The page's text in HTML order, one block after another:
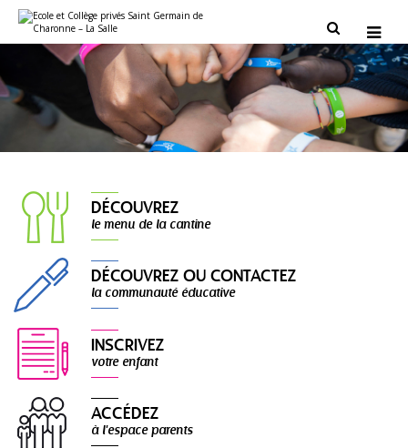
contenu.
|
la
navigation
personnels
 
DÉCOUVREZ
le menu de la cantine
DÉCOUVREZ OU CONTACTEZ
la communauté éducative
INSCRIVEZ
votre enfant
ACCÉDEZ
à l'espace parents